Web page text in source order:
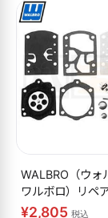
WALBRO（ウォ
ワルボロ）リペ
K10-WB
¥2,805 税込